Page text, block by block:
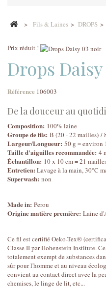
> Fils & Laines > DROPS >
Prix réduit !
Drops
Référence 106003
De la douceur au
Composition: 100% laine
Groupe de fils: B (20 - 22 mailles) /
Largeur/Longueur: 50 g = environ
Taille d'aiguilles recommandée: 4
Échantillon: 10 x 10 cm = 21
Entretien: Lavage à la main, 30°C
Superwash: non
Made in: Perou
Origine matière première: Laine
Ce fil est certifié Oeko-Tex®
Classe II par Hohenstein Institute.
totalement exempt de substances
sûr pour l'homme et au niveau
convient au contact direct avec la
chemises, le linge de lit, etc...